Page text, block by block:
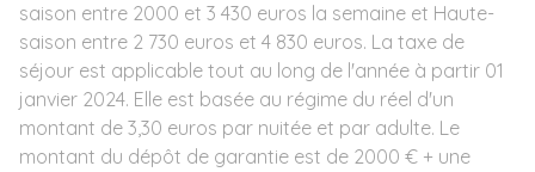
saison entre 2000 et 3 430 euros la semaine et Haute-
saison entre 2 730 euros et 4 830 euros. La taxe de
séjour est applicable tout au long de l'année à partir 01
janvier 2024. Elle est basée au régime du réel d'un
montant de 3,30 euros par nuitée et par adulte. Le
montant du dépôt de garantie est de 2000 € + une